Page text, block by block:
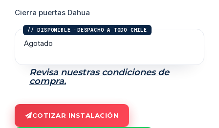
Cierra puertas Dahua
Agotado
Revisa nuestras condiciones de
compra.
COTIZAR INSTALACIÓN